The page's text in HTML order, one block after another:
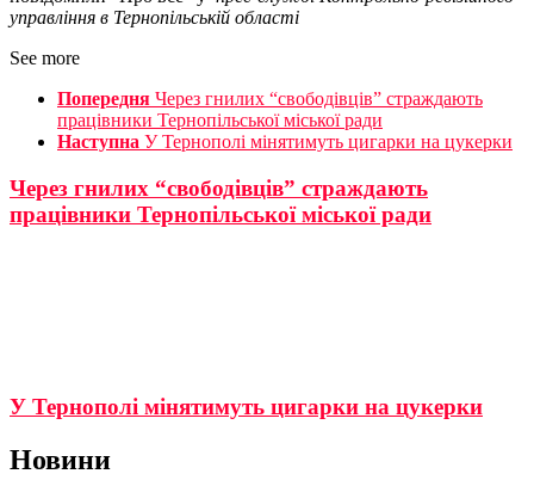
управління в Тернопільській області
See more
Попередня Через гнилих “свободівців” страждають
працівники Тернопільської міської ради
Наступна У Тернополі мінятимуть цигарки на цукерки
Через гнилих “свободівців” страждають
працівники Тернопільської міської ради
У Тернополі мінятимуть цигарки на цукерки
Новини